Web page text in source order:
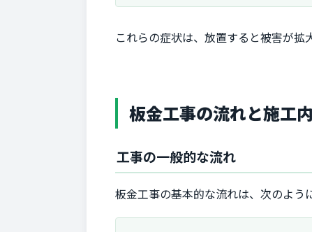
これらの症状は、放置すると被害が拡
板金工事の流れと施工
工事の一般的な流れ
板金工事の基本的な流れは、次のよう